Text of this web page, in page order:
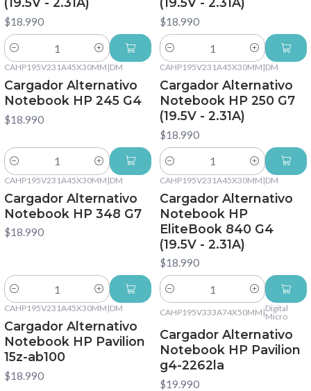
$18.990
Cantidad
$18.990
Cantidad
CAHP195V231A45X30MM |DM
Cargador Alternativo
Notebook HP 245 G4
$18.990
Cantidad
CAHP195V231A45X30MM |DM
Cargador Alternativo
Notebook HP 250 G7
(19.5V - 2.31A)
$18.990
Cantidad
CAHP195V231A45X30MM |DM
Cargador Alternativo
Notebook HP 348 G7
$18.990
Cantidad
CAHP195V231A45X30MM |DM
Cargador Alternativo
Notebook HP
EliteBook 840 G4
(19.5V - 2.31A)
$18.990
Cantidad
CAHP195V231A45X30MM |DM
Cargador Alternativo
Notebook HP Pavilion
15z-ab100
$18.990
No disponible
CAHP195V333A74X50MM |Digital
Micro
Cargador Alternativo
Notebook HP Pavilion
g4-2262la
$19.990